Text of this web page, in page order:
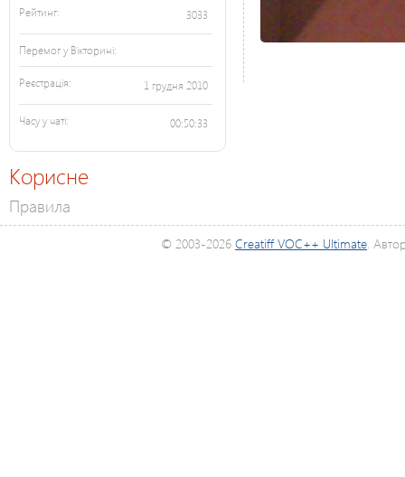
Рейтинг: 3033
Перемог у Вікторині:
Реєстрація: 1 грудня 2010
Часу у чаті: 00:50:33
Корисне
Правила
© 2003-2026 Creatiff VOC++ Ultimate.